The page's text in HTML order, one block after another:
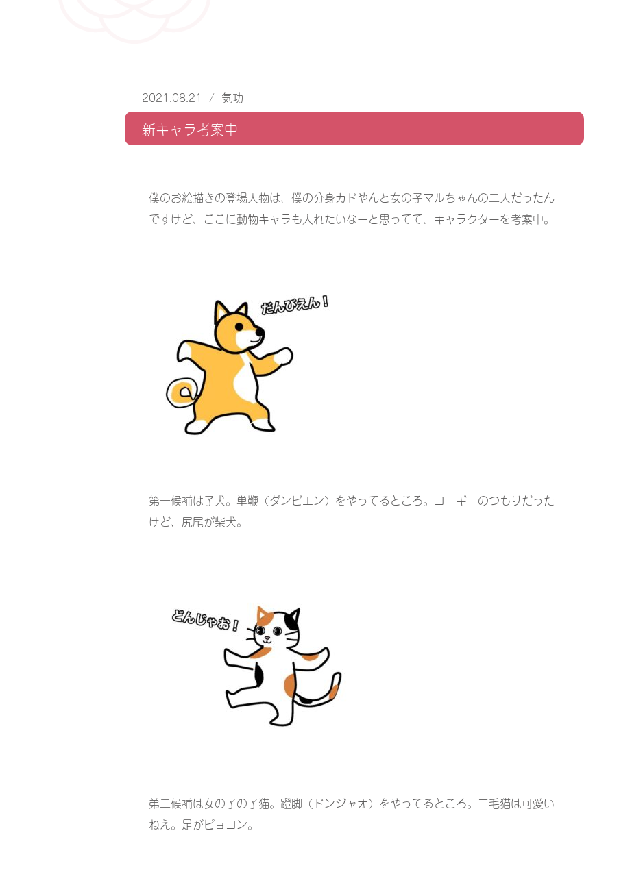
2021.08.21 / 気功
新キャラ考案中
僕のお絵描きの登場人物は、僕の分身カドやんと女の子マルちゃんの二人だったん
ですけど、ここに動物キャラも入れたいなーと思ってて、キャラクターを考案中。
第一候補は子犬。単鞭（ダンビエン）をやってるところ。コーギーのつもりだった
けど、尻尾が柴犬。
弟二候補は女の子の子猫。蹬脚（ドンジャオ）をやってるところ。三毛猫は可愛い
ねえ。足がピョコン。